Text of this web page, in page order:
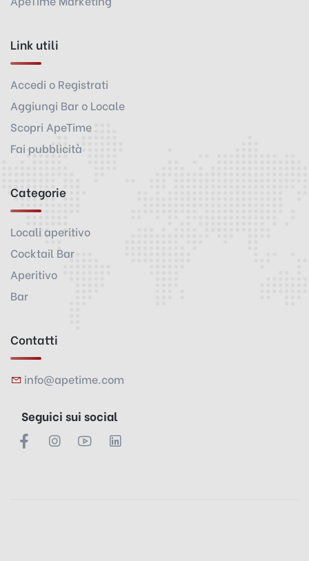
Link utili
Accedi o Registrati
Aggiungi Bar o Locale
Scopri ApeTime
Fai pubblicità
Categorie
Locali aperitivo
Cocktail Bar
Aperitivo
Bar
Contatti
info@apetime.com
Seguici sui social